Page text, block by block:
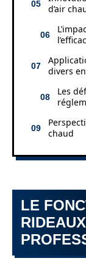
d’air
divers
Les
chaud
LE